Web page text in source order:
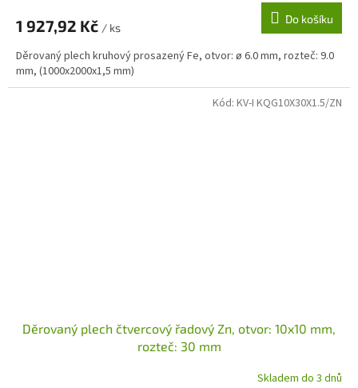
1 927,92 Kč / ks
Do košíku
Děrovaný plech kruhový prosazený Fe, otvor: ø 6.0 mm, rozteč: 9.0
mm, (1000x2000x1,5 mm)
Děrovaný plech čtvercový řadový Zn, otvor: 10x10 mm,
rozteč: 30 mm
Skladem do 3 dnů
Kód: KV-I KQG10X30X1.5/ZN